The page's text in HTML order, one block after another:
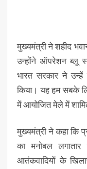
मुख्यमंत्री ने शहीद
उन्होंने ऑपरेशन ब्लू
भारत सरकार ने उन्हें
किया। यह हम सबके
में आयोजित मेले में
मुख्यमंत्री ने कहा कि
का मनोबल
आतंकवादियों के